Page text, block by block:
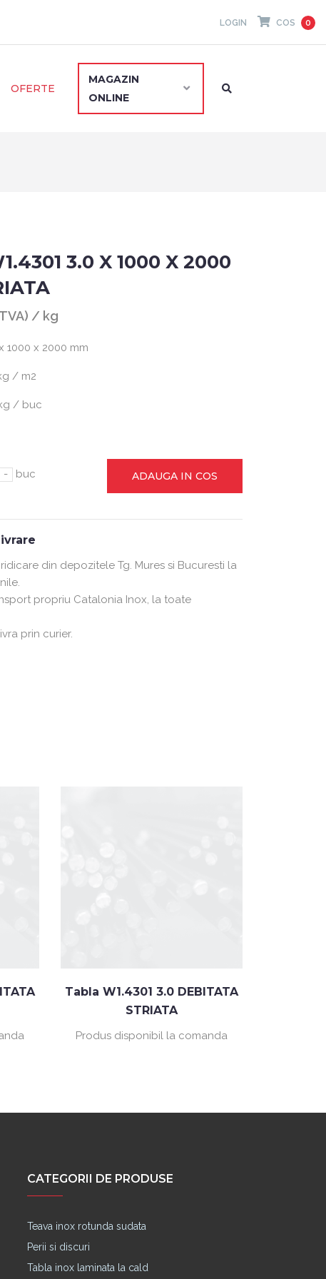
LOGIN COS 0
OFERTE
MAGAZIN
ONLINE
3.0 X 1000 X 2000
/ kg
1000 x 2000 mm
/ m2
/ buc
- buc ADAUGA IN COS
din depozitele Tg. Mures si Bucuresti la
propriu Catalonia Inox, la toate
prin curier.
Tabla W1.4301 3.0 DEBITATA
STRIATA
Produs disponibil la comanda
CATEGORII DE PRODUSE
Teava inox rotunda sudata
Perii si discuri
Tabla inox laminata la cald